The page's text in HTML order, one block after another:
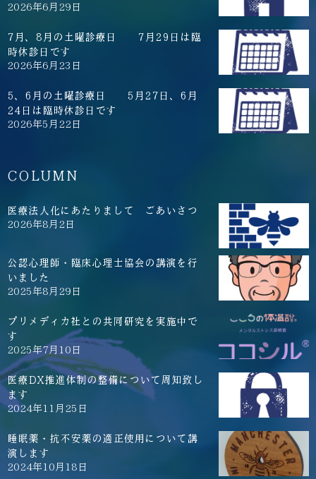
2026年6月29日
7月、8月の土曜診療日 7月29日は臨
時休診日です
2026年6月23日
5、6月の土曜診療日 5月27日、6月
24日は臨時休診日です
2026年5月22日
COLUMN
医療法人化にあたりまして ごあいさつ
2026年8月2日
公認心理師・臨床心理士協会の講演を行
いました
2025年8月29日
プリメディカ社との共同研究を実施中で
す
2025年7月10日
医療DX推進体制の整備について周知致し
ます
2024年11月25日
睡眠薬・抗不安薬の適正使用について講
演します
2024年10月18日